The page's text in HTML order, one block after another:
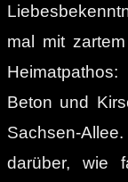
mal mit
Beton und
Sachsen-
darüber, wie